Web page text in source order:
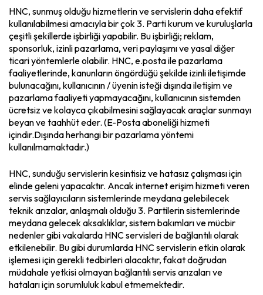
HNC, sunmuş olduğu hizmetlerin ve servislerin daha efektif
kullanılabilmesi amacıyla bir çok 3. Parti kurum ve kuruluşlarla
çeşitli şekillerde işbirliği yapabilir. Bu işbirliği; reklam,
sponsorluk, izinli pazarlama, veri paylaşımı ve yasal diğer
ticari yöntemlerle olabilir. HNC, e.posta ile pazarlama
faaliyetlerinde, kanunların öngördüğü şekilde izinli iletişimde
bulunacağını, kullanıcının / üyenin isteği dışında iletişim ve
pazarlama faaliyeti yapmayacağını, kullanıcının sistemden
ücretsiz ve kolayca çıkabilmesini sağlayacak araçlar sunmayı
beyan ve taahhüt eder. (E-Posta aboneliği hizmeti
içindir.Dışında herhangi bir pazarlama yöntemi
kullanılmamaktadır.)
HNC, sunduğu servislerin kesintisiz ve hatasız çalışması için
elinde geleni yapacaktır. Ancak internet erişim hizmeti veren
servis sağlayıcıların sistemlerinde meydana gelebilecek
teknik arızalar, anlaşmalı olduğu 3. Partilerin sistemlerinde
meydana gelecek aksaklıklar, sistem bakımları ve mücbir
nedenler gibi vakalarda HNC servisleri de bağlantılı olarak
etkilenebilir. Bu gibi durumlarda HNC servislerin etkin olarak
işlemesi için gerekli tedbirleri alacaktır, fakat doğrudan
müdahale yetkisi olmayan bağlantılı servis arızaları ve
hataları için sorumluluk kabul etmemektedir.